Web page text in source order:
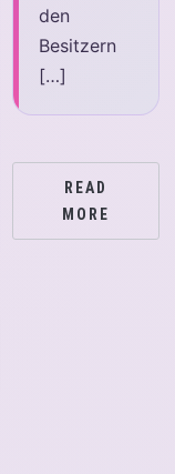
den
Besitzern
[…]
READ
MORE